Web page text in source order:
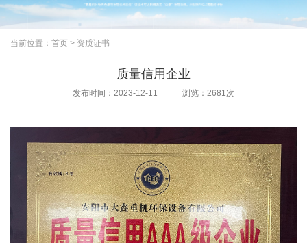
当前位置： 首页 > 资质证书
质量信用企业
发布时间：2023-12-11 浏览：2681次